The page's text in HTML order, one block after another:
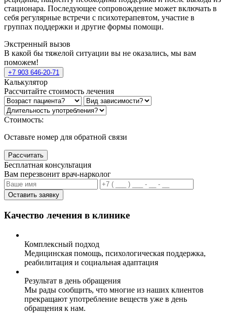
стационара. Последующее сопровождение может включать в
себя регулярные встречи с психотерапевтом, участие в
группах поддержки и другие формы помощи.
Экстренный вызов
В какой бы тяжелой ситуации вы не оказались, мы вам
поможем!
+7 903 646-20-71
Калькулятор
Рассчитайте стоимость лечения
Стоимость:
Оставьте номер для обратной связи
Рассчитать
Бесплатная консультация
Вам перезвонит врач-нарколог
Оставить заявку
Качество лечения в клинике
Комплексный подход
Медицинская помощь, психологическая поддержка,
реабилитация и социальная адаптация
Результат в день обращения
Мы рады сообщить, что многие из наших клиентов
прекращают употребление веществ уже в день
обращения к нам.